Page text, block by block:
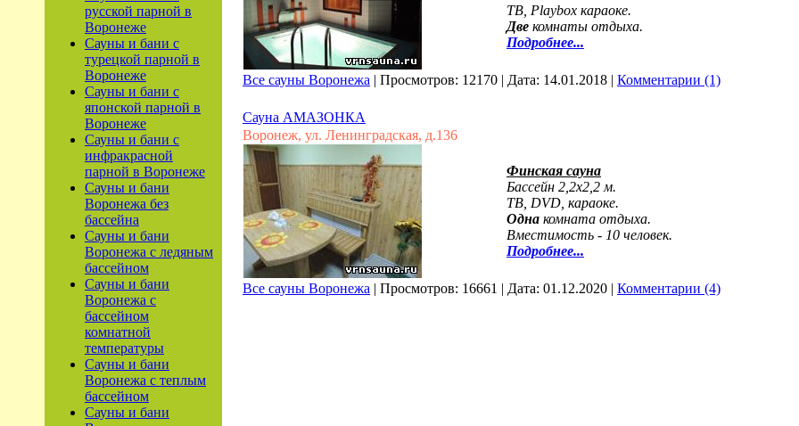
русской парной в
Воронеже
Сауны и бани с
турецкой парной в
Воронеже
Сауны и бани с
японской парной в
Воронеже
Сауны и бани с
инфракрасной
парной в Воронеже
Сауны и бани
Воронежа без
бассейна
Сауны и бани
Воронежа с ледяным
бассейном
Сауны и бани
Воронежа с
бассейном
комнатной
температуры
Сауны и бани
Воронежа с теплым
бассейном
Сауны и бани
ТВ, Playbox караоке.
Две комнаты отдыха.
Подробнее...
Все сауны Воронежа | Просмотров: 12170 | Дата: 14.01.2018 | Комментарии (1)
Сауна АМАЗОНКА
Воронеж, ул. Ленинградская, д.136
Финская сауна
Бассейн 2,2х2,2 м.
ТВ, DVD, караоке.
Одна комната отдыха.
Вместимость - 10 человек.
Подробнее...
Все сауны Воронежа | Просмотров: 16661 | Дата: 01.12.2020 | Комментарии (4)